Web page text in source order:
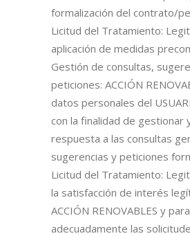
formalización del contrato/
Licitud del Tratamiento:
aplicación de medidas
Gestión de consultas,
peticiones: ACCIÓN
datos personales del
con la finalidad de gestionar
respuesta a las consultas
sugerencias y peticiones
Licitud del Tratamiento:
la satisfacción de interés
ACCIÓN RENOVABLES y
adecuadamente las